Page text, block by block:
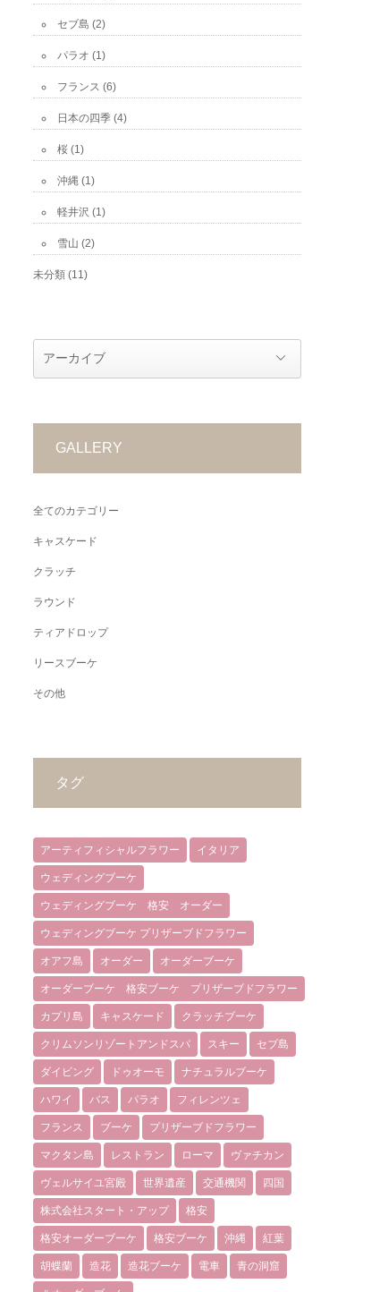
セブ島 (2)
パラオ (1)
フランス (6)
日本の四季 (4)
桜 (1)
沖縄 (1)
軽井沢 (1)
雪山 (2)
未分類 (11)
GALLERY
全てのカテゴリー
キャスケード
クラッチ
ラウンド
ティアドロップ
リースブーケ
その他
タグ
アーティフィシャルフラワー イタリア
ウェディングブーケ
ウェディングブーケ 格安 オーダー
ウェディングブーケ プリザーブドフラワー
オアフ島 オーダー オーダーブーケ
オーダーブーケ 格安ブーケ プリザーブドフラワー
カプリ島 キャスケード クラッチブーケ
クリムソンリゾートアンドスパ スキー セブ島
ダイビング ドゥオーモ ナチュラルブーケ
ハワイ バス パラオ フィレンツェ
フランス ブーケ プリザーブドフラワー
マクタン島 レストラン ローマ ヴァチカン
ヴェルサイユ宮殿 世界遺産 交通機関 四国
株式会社スタート・アップ 格安
格安オーダーブーケ 格安ブーケ 沖縄 紅葉
胡蝶蘭 造花 造花ブーケ 電車 青の洞窟